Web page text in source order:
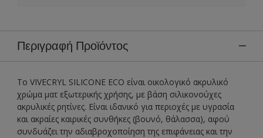
Περιγραφή Προϊόντος
Το VIVECRYL SILICONE ECO είναι οικολογικό ακρυλικό
χρώμα ματ εξωτερικής χρήσης, με βάση σιλικονούχες
ακρυλικές ρητίνες. Είναι ιδανικό για περιοχές με υγρασία
και ακραίες καιρικές συνθήκες (βουνό, θάλασσα), αφού
συνδυάζει την αδιαβροχοποίηση της επιφάνειας και την